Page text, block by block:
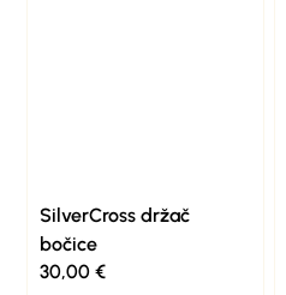
SilverCross držač
bočice
30,00€